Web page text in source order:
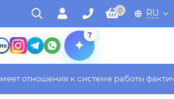
0 RU
?
к системе работы